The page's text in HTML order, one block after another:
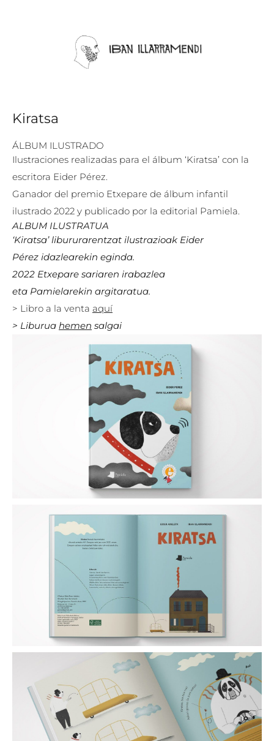
Kiratsa
ÁLBUM ILUSTRADO
Ilustraciones realizadas para el álbum ‘Kiratsa’ con la
escritora Eider Pérez.
Ganador del premio Etxepare de álbum infantil
ilustrado 2022 y publicado por la editorial Pamiela.
ALBUM ILUSTRATUA
‘Kiratsa’libururarentzat ilustrazioak Eider
Pérez idazlearekin eginda.
2022 Etxepare sariaren irabazlea
eta Pamielarekin argitaratua.
> Libro a la venta aquí
> Liburua hemen salgai